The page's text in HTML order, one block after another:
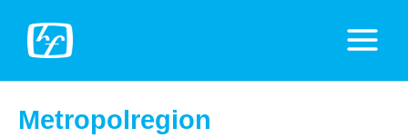
Inhalt
springen
Main
Metropolregion